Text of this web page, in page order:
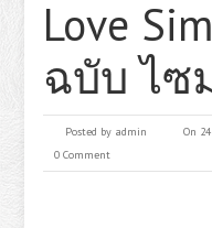
Love
ฉบับ ไซ
Posted by admin On
0 Comment